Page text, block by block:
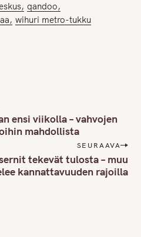
qandoo
wihuri metro-tukku
ensi viikolla – vahvojen
mahdollista
SEURAAVA
tekevät tulosta – muu
kannattavuuden rajoilla